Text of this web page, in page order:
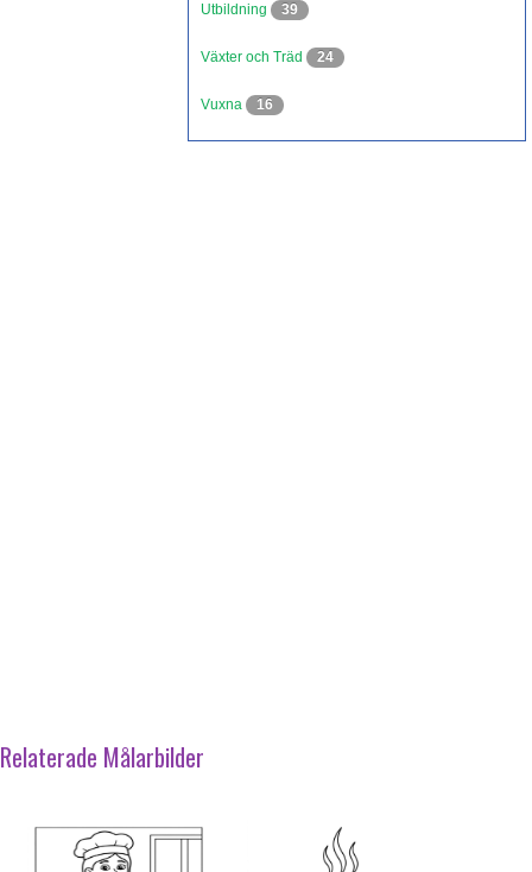
Utbildning 39
Växter och Träd 24
Vuxna 16
Relaterade Målarbilder